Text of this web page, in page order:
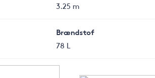
3.25 m
Brændstof
78 L